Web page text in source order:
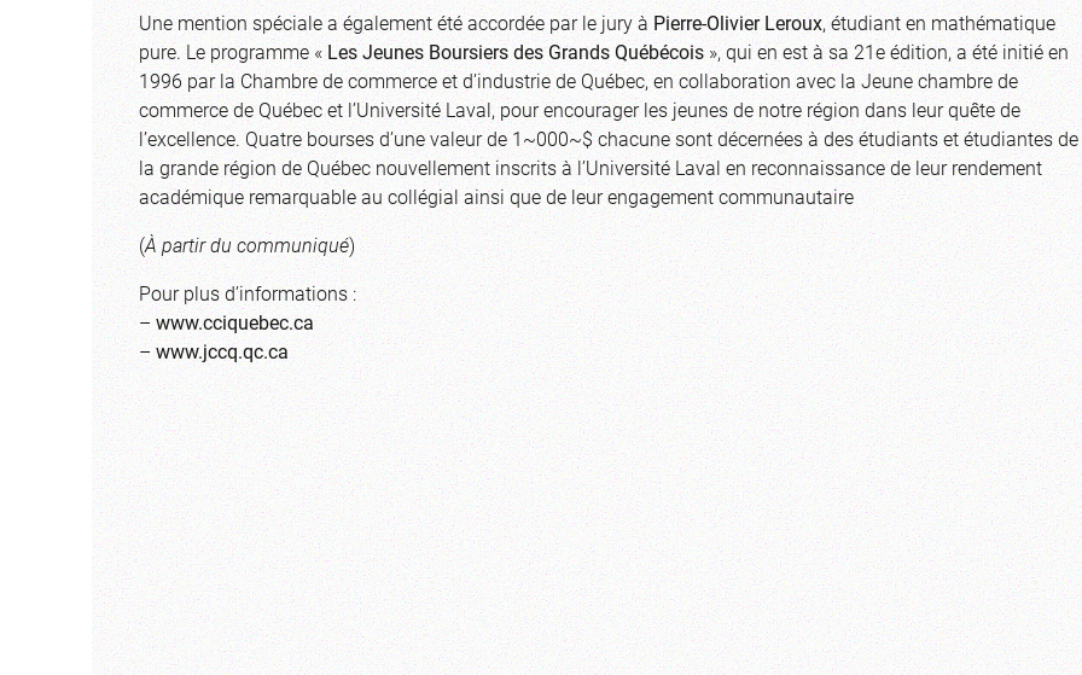
Une mention spéciale a également été accordée par le jury àPierre-Olivier Leroux, étudiant en mathématique
pure. Le programme «Les Jeunes Boursiers des Grands Québécois», qui en est à sa 21e édition, a été initié en
1996 par la Chambre de commerce et d’industrie de Québec, en collaboration avec la Jeune chambre de
commerce de Québec et l’Université Laval, pour encourager les jeunes de notre région dans leur quête de
l’excellence. Quatre bourses d’une valeur de 1~000~$ chacune sont décernées à des étudiants et étudiantes de
la grande région de Québec nouvellement inscrits à l’Université Laval en reconnaissance de leur rendement
académique remarquable au collégial ainsi que de leur engagement communautaire
(À partir du communiqué)
Pour plus d’informations :
– www.cciquebec.ca
– www.jccq.qc.ca